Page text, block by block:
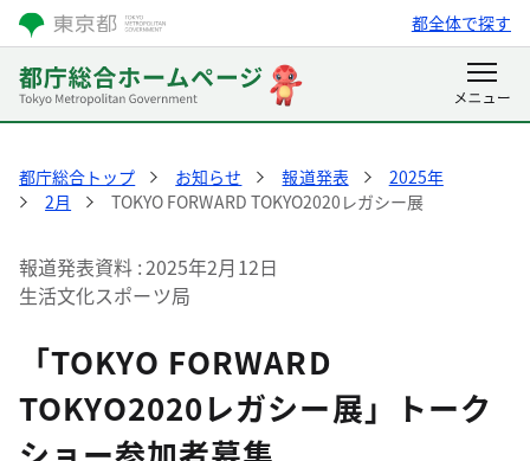
都全体で探す
都庁総合トップ お知らせ 報道発表
2025年
2月
TOKYO FORWARD TOKYO2020レガシー展
報道発表資料 2025年2月12日
生活文化スポーツ局
「TOKYO FORWARD
TOKYO2020レガシー展」トーク